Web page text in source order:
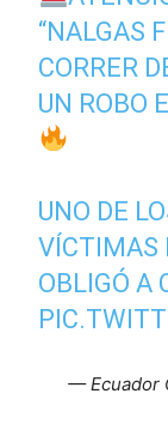
“NALGAS
CORRER
UN ROBO
UNO DE
VÍCTIMAS
OBLIGÓ A
— Ecuador